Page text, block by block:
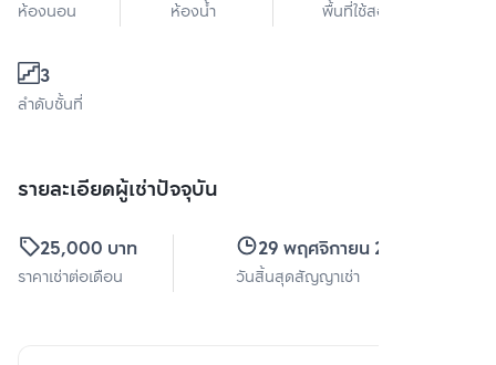
ห้องนอน ห้องน้ำ พื้นที่ใช้สอย
3
ลำดับชั้นที่
รายละเอียดผู้เช่าปัจจุบัน
25,000 บาท
ราคาเช่าต่อเดือน
29 พฤศจิกายน 2569
วันสิ้นสุดสัญญาเช่า